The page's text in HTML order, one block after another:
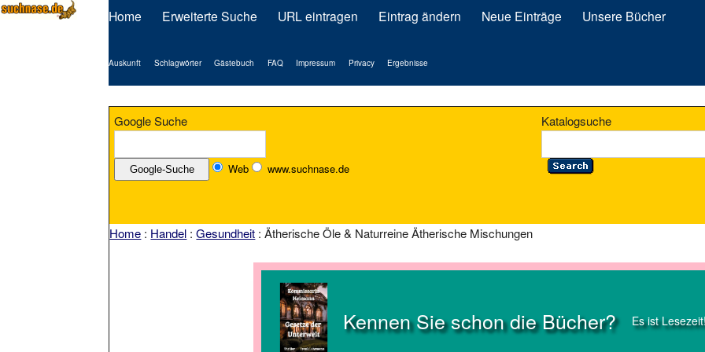
Home Erweiterte Suche URL eintragen Eintrag ändern Neue Einträge Unsere Bücher
Auskunft Schlagwörter Gästebuch FAQ Impressum Privacy Ergebnisse
Google Suche
Web www.suchnase.de
Katalogsuche
Home : Handel :Gesundheit : Ätherische Öle & Naturreine Ätherische Mischungen
Kennen Sie schon die Bücher? Es ist